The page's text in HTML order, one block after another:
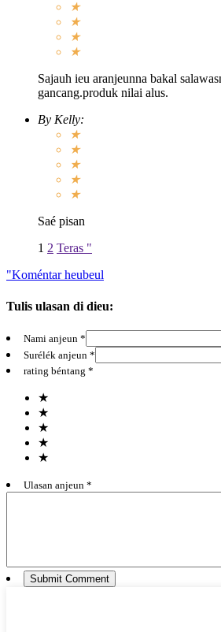
★
★
★
★
Sajauh ieu aranjeunna bakal
gancang.produk nilai alus.
By Kelly:
★
★
★
★
★
Saé pisan
1 2 Teras "
"Koméntar heubeul
Tulis ulasan di dieu:
Nami anjeun *
Surélék anjeun *
rating béntang *
★
★
★
★
★
Ulasan anjeun *